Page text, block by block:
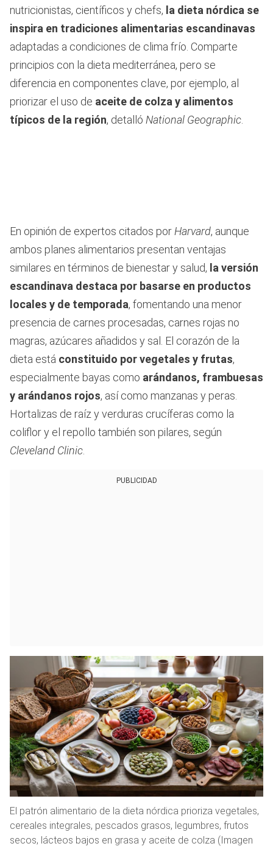
nutricionistas, científicos y chefs, la dieta nórdica se
inspira en tradiciones alimentarias escandinavas
adaptadas a condiciones de clima frío. Comparte
principios con la dieta mediterránea, pero se
diferencia en componentes clave, por ejemplo, al
priorizar el uso de aceite de colza y alimentos
típicos de la región, detalló National Geographic
En opinión de expertos citados por Harvard, aunque
ambos planes alimentarios presentan ventajas
similares en términos de bienestar y salud, la versión
escandinava destaca por basarse en productos
locales y de temporada, fomentando una menor
presencia de carnes procesadas, carnes rojas no
magras, azúcares añadidos y sal. El corazón de la
dieta está constituido por vegetales y frutas,
especialmente bayas como arándanos, frambuesas
y arándanos rojos, así como manzanas y peras.
Hortalizas de raíz y verduras crucíferas como la
coliflor y el repollo también son pilares, según
Cleveland Clinic
PUBLICIDAD
El patrón alimentario de la dieta nórdica prioriza vegetales,
cereales integrales, pescados grasos, legumbres, frutos
secos, lácteos bajos en grasa y aceite de colza (Imagen